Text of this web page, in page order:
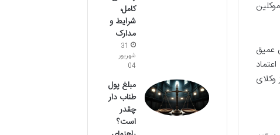
عمیق
وکلای
کامل،
شرایط و
مدارک
31
شهریور
04
مبلغ پول
طناب دار
چقدر
است؟